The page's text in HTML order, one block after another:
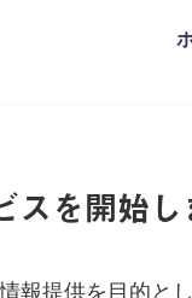
スを開始し
報提供を目的と